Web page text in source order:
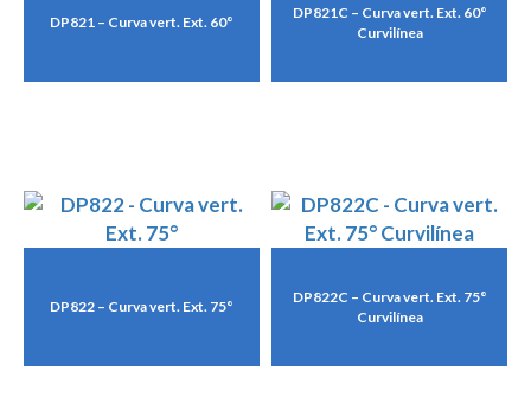
DP821 – Curva vert. Ext. 60°
DP821C – Curva vert. Ext. 60°
Curvilínea
DP822 – Curva vert. Ext. 75°
DP822C – Curva vert. Ext. 75°
Curvilínea